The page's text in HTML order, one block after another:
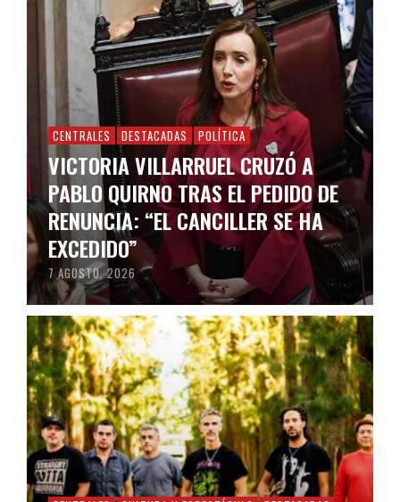
CENTRALES DESTACADAS POLÍTICA
VICTORIA VILLARRUEL CRUZÓ A
PABLO QUIRNO TRAS EL PEDIDO DE
RENUNCIA: “EL CANCILLER SE HA
EXCEDIDO”
7 AGOSTO, 2026